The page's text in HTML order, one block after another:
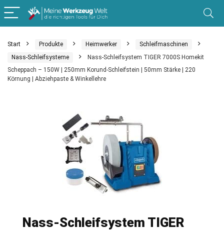
Start Produkte Heimwerker
Schleifmaschinen
Nass-Schleifsysteme
Nass-Schleifsystem TIGER 7000S Homekit
Scheppach – 150W | 250mm Korund-Schleifstein | 50mm Stärke | 220
Körnung | Abziehpaste & Winkellehre
Nass-Schleifsystem TIGER